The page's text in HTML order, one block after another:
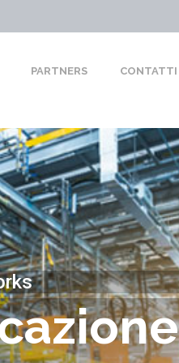
PARTNERS CONTATTI